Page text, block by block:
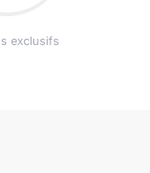
exclusifs